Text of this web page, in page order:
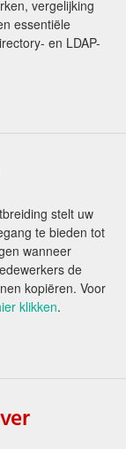
vergelijking
essentiële
en LDAP-
stelt uw
te bieden tot
wanneer
de
kopiëren. Voor
klikken.